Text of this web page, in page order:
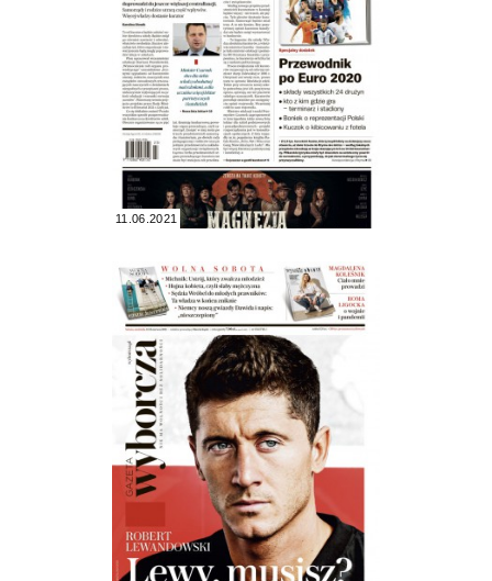
11.06.2021